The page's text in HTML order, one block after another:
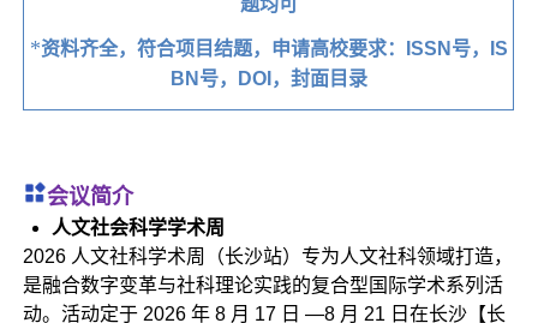
题均可
*资料齐全，符合项目结题，申请高校要求：ISSN号，IS
BN号，DOI，封面目录
会议简介
人文社会科学学术周
2026 人文社科学术周（长沙站）专为人文社科领域打造，
是融合数字变革与社科理论实践的复合型国际学术系列活
动。活动定于 2026 年 8 月 17 日 —8 月 21 日在长沙【长